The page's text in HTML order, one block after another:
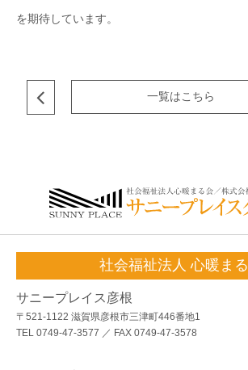
を期待しています。
一覧はこちら
社会福祉法人 心暖ま
サニープレイス彦根
〒521-1122 滋賀県彦根市三津町446番地1
TEL 0749-47-3577 ／ FAX 0749-47-3578